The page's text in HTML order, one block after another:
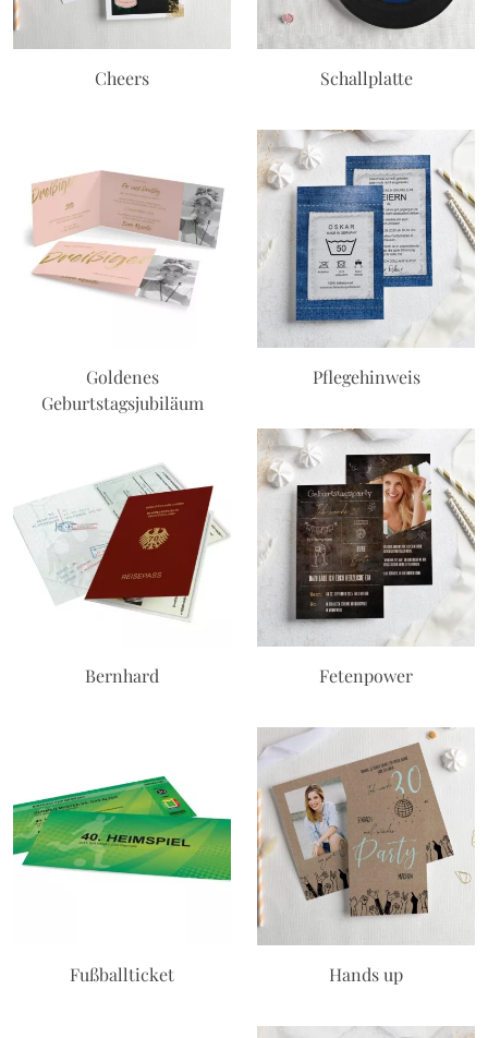
Cheers Schallplatte
Goldenes
Geburtstagsjubiläum
Pflegehinweis
Bernhard Fetenpower
Fußballticket Hands up